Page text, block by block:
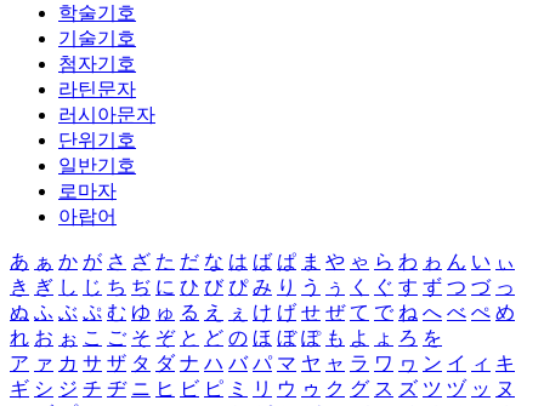
학술기호
기술기호
첨자기호
라틴문자
러시아문자
단위기호
일반기호
로마자
아랍어
あ ぁ か が さ ざ た だ な は ば ぱ ま や ゃ ら わ ゎ ん い ぃ
き ぎ し じ ち ぢ に ひ び ぴ み り う ぅ く ぐ す ず つ づ っ
ぬ ふ ぶ ぷ む ゆ ゅ る え ぇ け げ せ ぜ て で ね へ べ ぺ め
れ お ぉ こ ご そ ぞ と ど の ほ ぼ ぽ も よ ょ ろ を
ア ァ カ サ ザ タ ダ ナ ハ バ パ マ ヤ ャ ラ ワ ヮ ン イ ィ キ
ギ シ ジ チ ヂ ニ ヒ ビ ピ ミ リ ウ ゥ ク グ ス ズ ツ ヅ ッ ヌ